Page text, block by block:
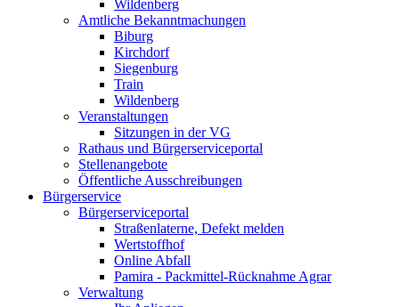
Wildenberg
Amtliche Bekanntmachungen
Biburg
Kirchdorf
Siegenburg
Train
Wildenberg
Veranstaltungen
Sitzungen in der VG
Rathaus und Bürgerserviceportal
Stellenangebote
Öffentliche Ausschreibungen
Bürgerservice
Bürgerserviceportal
Straßenlaterne, Defekt melden
Wertstoffhof
Online Abfall
Pamira - Packmittel-Rücknahme Agrar
Verwaltung